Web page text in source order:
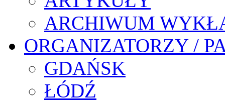
ARCHIWUM
ORGANIZATORZY /
GDAŃSK
ŁÓDŹ